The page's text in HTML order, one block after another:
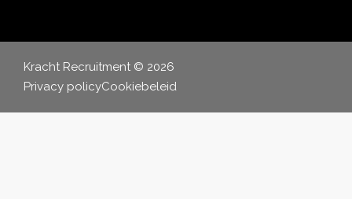
Kracht Recruitment © 2026
Privacy policyCookiebeleid